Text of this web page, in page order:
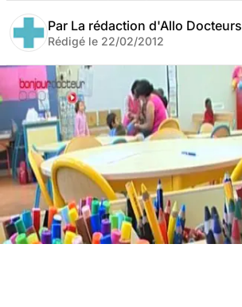
Par La rédaction d'Allo Docteurs
Rédigé le 22/02/2012